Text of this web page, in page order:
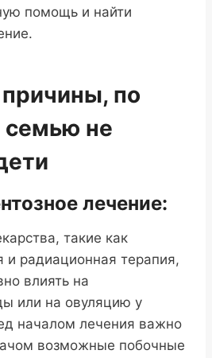
помощь и найти
по
семью не
лечение:
такие как
и радиационная терапия,
влиять на
или на овуляцию у
началом лечения важно
возможные побочные